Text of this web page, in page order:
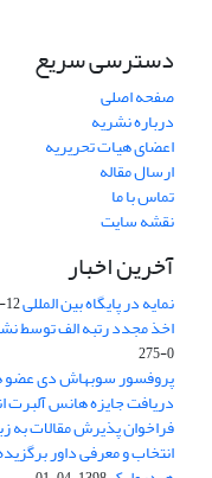
دسترسی سریع
صفحه اصلی
درباره نشریه
اعضای هیات تحریریه
ارسال مقاله
تماس با ما
نقشه سایت
آخرین اخبار
نمایه در پایگاه بین المللی DOAJ12
اخذ مجدد رتبه الف توسط
0-275
پروفسور سوبهاش دی عضو
دریافت جایزه هانس آلبرت
فراخوان پذیرش مقالات به
انتخاب و معرفی داور